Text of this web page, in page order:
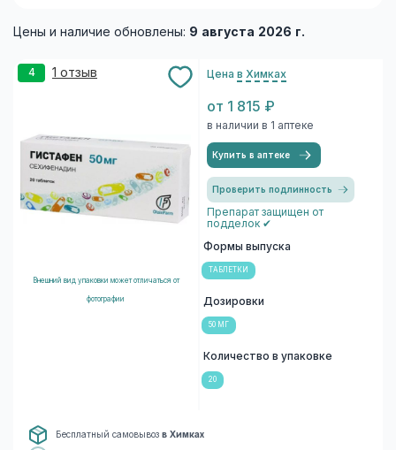
Цены и наличие обновлены: 9 августа 2026 г.
4 1 отзыв
Внешний вид упаковки может отличаться от
фотографии
Цена в Химках
от 1 815 ₽
в наличии в 1 аптеке
Купить в аптеке
Проверить подлинность
Препарат защищен от
подделок ✔
Формы выпуска
ТАБЛЕТКИ
Дозировки
50 МГ
Количество в упаковке
20
Бесплатный самовывоз в Химках